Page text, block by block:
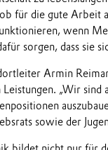
für die gute Arbeit
wenn
sorgen, dass sie
Armin
Leistungen. „Wir sind
sowie der